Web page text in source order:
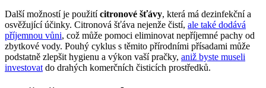
Další možností⁣ je použitícitronové šťávy, ​která má dezinfekční a
osvěžující účinky. ‌Citronová ​šťáva⁤ nejenže čistí,⁣ ale také dodává
příjemnou vůni, což může ⁤pomoci eliminovat‍ nepříjemné pachy​ od
zbytkové vody. Pouhý cyklus s těmito přírodními přísadami může
podstatně zlepšit‌ hygienu a výkon ⁢vaší pračky, ⁢ aniž byste museli
investovat do⁤ drahých komerčních čisticích prostředků.